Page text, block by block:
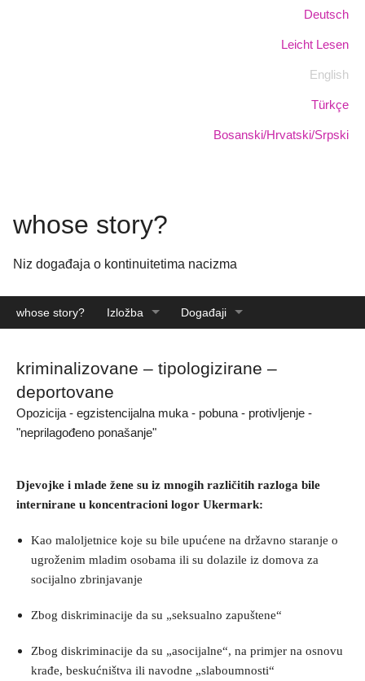
Deutsch
Leicht Lesen
English
Türkçe
Bosanski/Hrvatski/Srpski
whose story?
Niz događaja o kontinuitetima nacizma
whose story? Izložba Događaji
kriminalizovane – tipologizirane –
deportovane
Opozicija - egzistencijalna muka - pobuna - protivljenje -
"neprilagođeno ponašanje"
Djevojke i mlade žene su iz mnogih različitih razloga bile
internirane u koncentracioni logor Ukermark:
Kao maloljetnice koje su bile upućene na državno staranje o
ugroženim mladim osobama ili su dolazile iz domova za
socijalno zbrinjavanje
Zbog diskriminacije da su „seksualno zapuštene“
Zbog diskriminacije da su „asocijalne“, na primjer na osnovu
krađe, beskućništva ili navodne „slaboumnosti“